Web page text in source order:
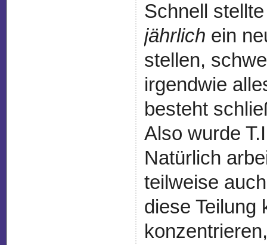
Schnell
jährlich ein
stellen,
irgendwie
besteht
Also wurde
Natürlich
teilweise
diese Teilung